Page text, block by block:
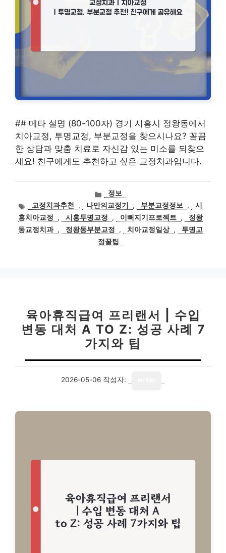
## 메타 설명 (80-100자) 경기 시흥시 정왕동에서
치아교정, 투명교정, 부분교정을 찾으시나요? 꼼꼼
한 상담과 맞춤 치료로 자신감 있는 미소를 되찾으
세요! 친구에게도 추천하고 싶은 교정치과입니다.
카
테
고
리
정보
태
그
교정치과추천 , 나만의교정기 , 부분교정정보 ,
시
흥치아교정
, 시흥투명교정 , 이뻐지기프로젝트 ,
정왕
동교정치과 , 정왕동부분교정 , 치아교정일상 ,
투명교
정꿀팁
육아휴직급여 프리랜서 | 수입
변동 대처 A TO Z: 성공 사례 7
가지와 팁
2026-05-06 작성자: